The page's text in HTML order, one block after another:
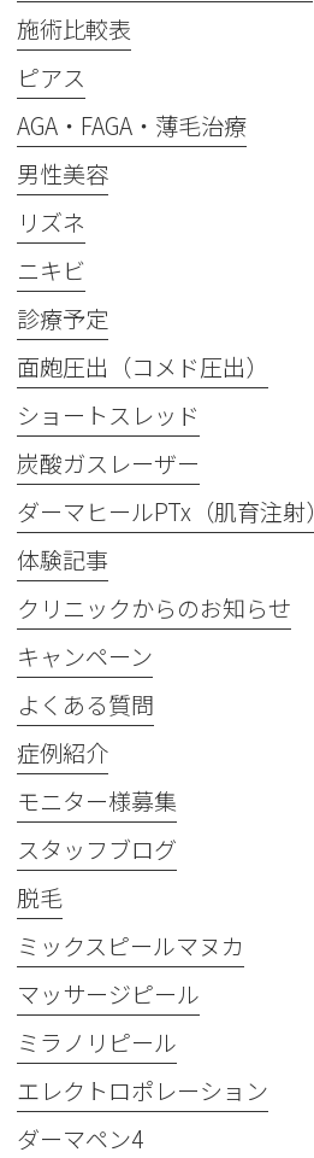
施術比較表
ピアス
AGA・FAGA・薄毛治療
男性美容
リズネ
ニキビ
診療予定
面皰圧出（コメド圧出）
ショートスレッド
炭酸ガスレーザー
ダーマヒールPTx（肌育注射）
体験記事
クリニックからのお知らせ
キャンペーン
よくある質問
症例紹介
モニター様募集
スタッフブログ
脱毛
ミックスピールマヌカ
マッサージピール
ミラノリピール
エレクトロポレーション
ダーマペン4